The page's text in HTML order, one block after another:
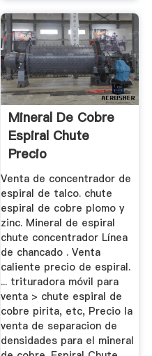
Mineral De Cobre
Espiral Chute
Precio
Venta de concentrador de
espiral de talco. chute
espiral de cobre plomo y
zinc. Mineral de espiral
chute concentrador Línea
de chancado . Venta
caliente precio de espiral.
... trituradora móvil para
venta > chute espiral de
cobre pirita, etc, Precio la
venta de separacion de
densidades para el mineral